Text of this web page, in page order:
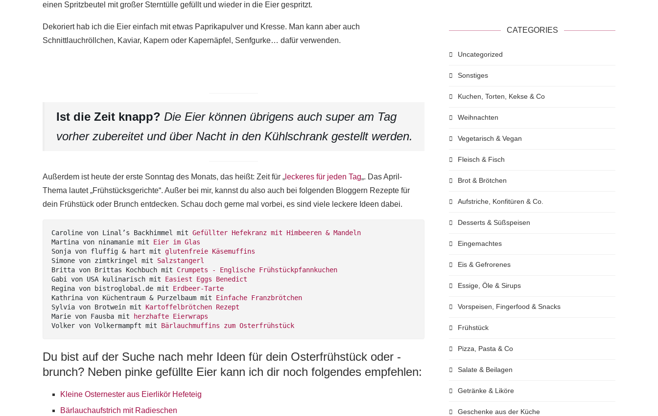
einen Spritzbeutel mit großer Sterntülle gefüllt und wieder in die Eier gespritzt.
Dekoriert hab ich die Eier einfach mit etwas Paprikapulver und Kresse. Man kann aber auch
Schnittlauchröllchen, Kaviar, Kapern oder Kapernäpfel, Senfgurke… dafür verwenden.
Ist die Zeit knapp? Die Eier können übrigens auch super am Tag
vorher zubereitet und über Nacht in den Kühlschrank gestellt werden.
Außerdem ist heute der erste Sonntag des Monats, das heißt: Zeit für „ leckeres für jeden Tag„. Das April-
Thema lautet „Frühstücksgerichte“. Außer bei mir, kannst du also auch bei folgenden Bloggern Rezepte für
dein Frühstück oder Brunch entdecken. Schau doch gerne mal vorbei, es sind viele leckere Ideen dabei.
Caroline von Linal’s Backhimmel mit Gefüllter Hefekranz mit Himbeeren & Mandeln
Martina von ninamanie mit Eier im Glas
Sonja von fluffig & hart mit glutenfreie Käsemuffins
Simone von zimtkringel mit Salzstangerl
Britta von Brittas Kochbuch mit Crumpets - Englische Frühstückpfannkuchen
Gabi von USA kulinarisch mit Easiest Eggs Benedict
Regina von bistroglobal.de mit Erdbeer-Tarte
Kathrina von Küchentraum & Purzelbaum mit Einfache Franzbrötchen
Sylvia von Brotwein mit Kartoffelbrötchen Rezept
Marie von Fausba mit
herzhafte Eierwraps
Volker von Volkermampft mit Bärlauchmuffins zum Osterfrühstück
Du bist auf der Suche nach mehr Ideen für dein Osterfrühstück oder -
brunch? Neben pinke gefüllte Eier kann ich dir noch folgendes empfehlen:
Kleine Osternester aus Eierlikör Hefeteig
Bärlauchaufstrich mit Radieschen
CATEGORIES
Uncategorized
Sonstiges
Kuchen, Torten, Kekse & Co
Weihnachten
Vegetarisch & Vegan
Fleisch & Fisch
Brot & Brötchen
Aufstriche, Konfitüren & Co.
Desserts & Süßspeisen
Eingemachtes
Eis & Gefrorenes
Essige, Öle & Sirups
Vorspeisen, Fingerfood & Snacks
Frühstück
Pizza, Pasta & Co
Salate & Beilagen
Getränke & Liköre
Geschenke aus der Küche